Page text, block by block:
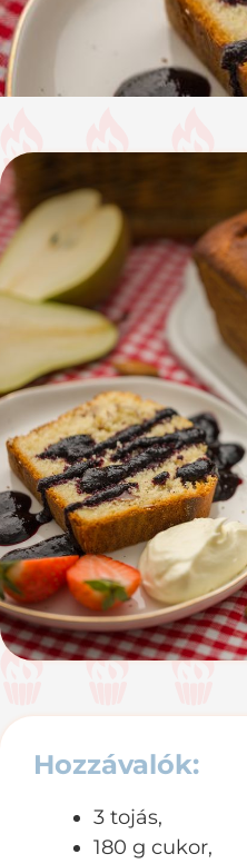
Hozzávalók:
3 tojás,
180 g cukor,